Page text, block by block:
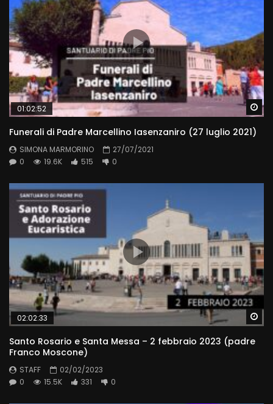
01:02:52
Funerali di Padre Marcellino Iasenzaniro (27 luglio 2021)
SIMONA MARMORINO
27/07/2021
0
19.6K 515 0
02:02:33
Santo Rosario e Santa Messa – 2 febbraio 2023 (padre
Franco Moscone)
STAFF
02/02/2023
0
15.5K 331 0